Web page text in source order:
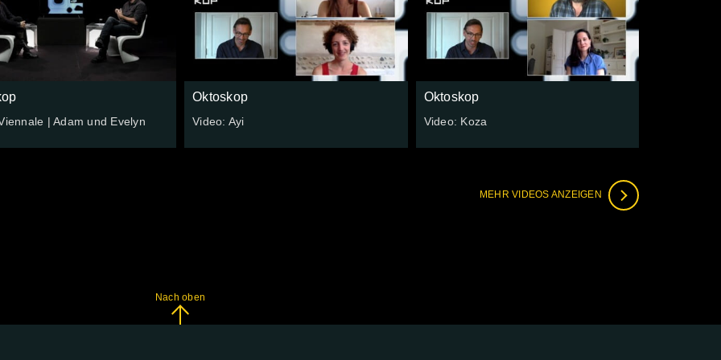
| Adam und Evelyn
Oktoskop
Video: Ayi
Oktoskop
Video: Koza
MEHR VIDEOS ANZEIGEN
Nach oben